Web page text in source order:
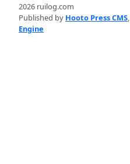
2026 ruilog.com
Published by Hooto Press CMS,
Engine